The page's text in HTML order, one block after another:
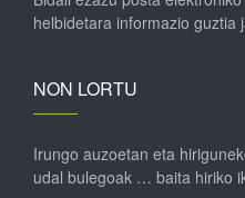
helbidetara informazio guztia
NON LORTU
Irungo auzoetan eta
udal bulegoak … baita hiriko